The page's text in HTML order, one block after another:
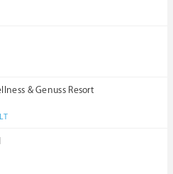
& Genuss Resort